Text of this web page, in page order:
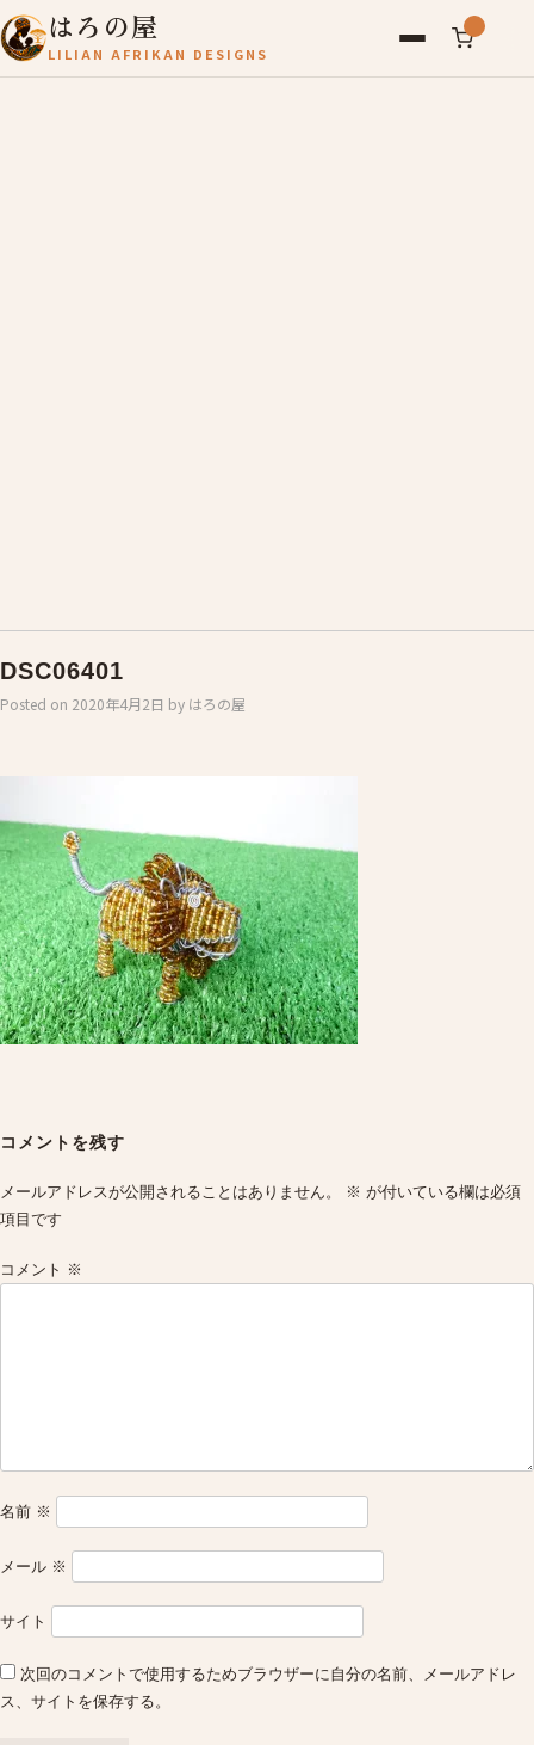
はろの屋
LILIAN AFRIKAN DESIGNS
DSC06401
Posted on 2020年4月2日 by はろの屋
navigation
コメントを残す
メールアドレスが公開されることはありません。 ※ が付いている欄は必須
項目です
コメント ※
名前 ※
メール ※
サイト
次回のコメントで使用するためブラウザーに自分の名前、メールアドレ
ス、サイトを保存する。